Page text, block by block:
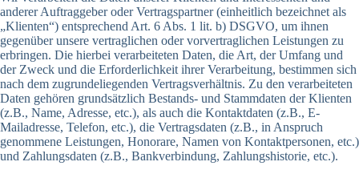
anderer Auftraggeber oder Vertragspartner (einheitlich bezeichnet als
„Klienten“) entsprechend Art. 6 Abs. 1 lit. b) DSGVO, um ihnen
gegenüber unsere vertraglichen oder vorvertraglichen Leistungen zu
erbringen. Die hierbei verarbeiteten Daten, die Art, der Umfang und
der Zweck und die Erforderlichkeit ihrer Verarbeitung, bestimmen sich
nach dem zugrundeliegenden Vertragsverhältnis. Zu den verarbeiteten
Daten gehören grundsätzlich Bestands- und Stammdaten der Klienten
(z.B., Name, Adresse, etc.), als auch die Kontaktdaten (z.B., E-
Mailadresse, Telefon, etc.), die Vertragsdaten (z.B., in Anspruch
genommene Leistungen, Honorare, Namen von Kontaktpersonen, etc.)
und Zahlungsdaten (z.B., Bankverbindung, Zahlungshistorie, etc.).